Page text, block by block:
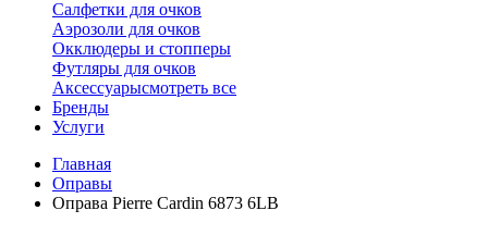
Салфетки для очков
Аэрозоли для очков
Окклюдеры и стопперы
Футляры для очков
Аксессуарысмотреть все
Бренды
Услуги
Главная
Оправы
Оправа Pierre Cardin 6873 6LB